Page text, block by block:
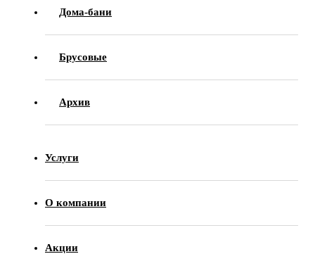
Дома-бани
Брусовые
Архив
Услуги
О компании
Акции